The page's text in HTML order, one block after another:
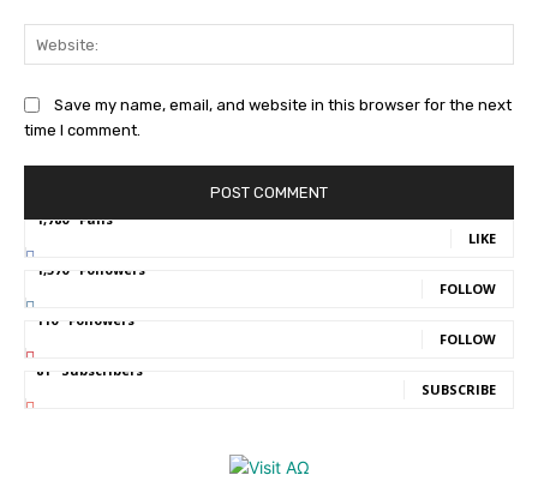
Save my name, email, and website in this browser for the next
time I comment.
1,780 Fans
LIKE
1,570
Followers
FOLLOW
110
Followers
FOLLOW
81
Subscribers
SUBSCRIBE